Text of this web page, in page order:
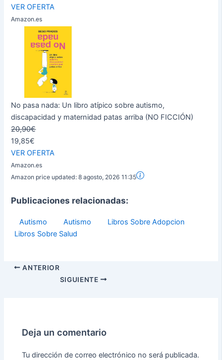
VER OFERTA
Amazon.es
No pasa nada: Un libro atípico sobre autismo,
discapacidad y maternidad patas arriba (NO FICCIÓN)
20,90€
19,85€
VER OFERTA
Amazon.es
Amazon price updated:8 agosto, 2026 11:35
Publicaciones relacionadas:
Autismo Autismo
Libros Sobre Adopcion
Libros Sobre Salud
ANTERIOR
SIGUIENTE
Deja un comentario
Tu dirección de correo electrónico no será publicada.